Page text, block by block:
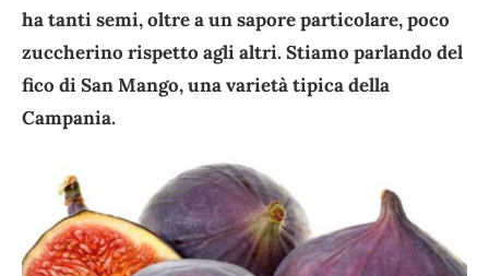
ha tanti semi, oltre a un sapore particolare, poco
zuccherino rispetto agli altri. Stiamo parlando del
fico di San Mango, una varietà tipica della
Campania.